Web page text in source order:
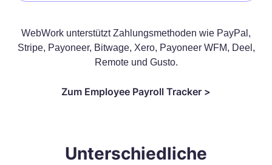
WebWork unterstützt Zahlungsmethoden wie PayPal,
Stripe, Payoneer, Bitwage, Xero, Payoneer WFM, Deel,
Remote und Gusto.
Zum Employee Payroll Tracker >
Unterschiedliche